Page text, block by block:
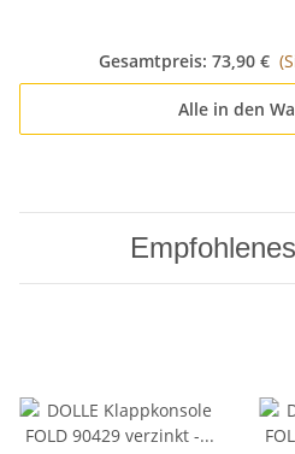
Gesamtpreis: 73,90 €
Alle in den